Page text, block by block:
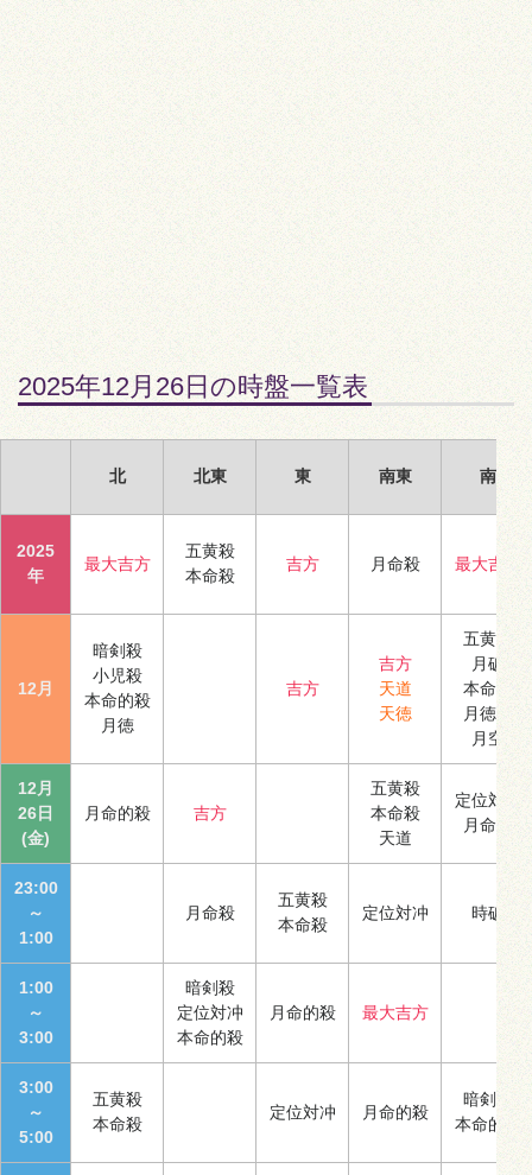
2025年12月26日の時盤一覧表
北 北東 東 南東 南
2025
年
最大吉方
五黄殺
本命殺
吉方 月命殺 最大吉方
12月
暗剣殺
小児殺
本命的殺
月徳
吉方
吉方
天道
天徳
五黄殺
月破
本命殺
月徳合
月空
12月
26日
(金)
月命的殺 吉方
五黄殺
本命殺
天道
定位対冲
月命殺
23:00
～
1:00
月命殺
五黄殺
本命殺
定位対冲 時破
1:00
～
3:00
暗剣殺
定位対冲
本命的殺
月命的殺 最大吉方
3:00
～
5:00
五黄殺
本命殺
定位対冲 月命的殺
暗剣殺
本命的殺